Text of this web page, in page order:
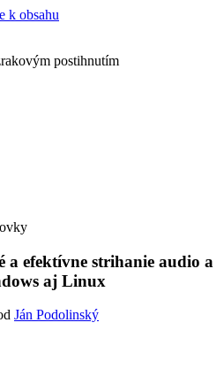
k obsahu
postihnutím
a efektívne strihanie audio a
aj Linux
Ján Podolinský